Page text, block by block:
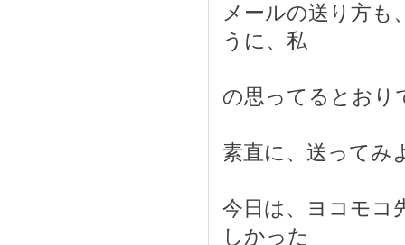
メールの送り方も
うに、私
の思ってるとおり
素直に、送ってみ
今日は、ヨコモコ
しかった